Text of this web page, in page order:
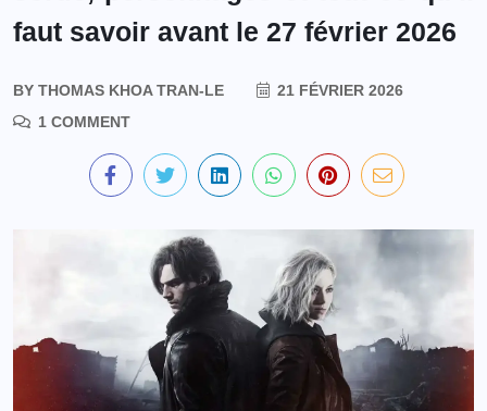
faut savoir avant le 27 février 2026
BY THOMAS KHOA TRAN-LE
21 FÉVRIER 2026
1 COMMENT